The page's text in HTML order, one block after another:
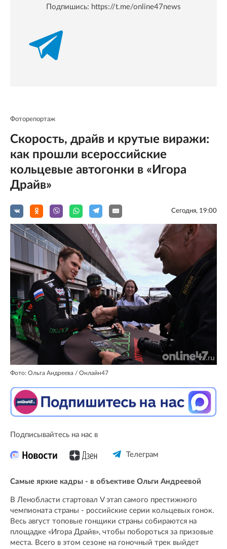
Подпишись: https://t.me/online47news
Фоторепортаж
Скорость, драйв и крутые виражи:
как прошли всероссийские
кольцевые автогонки в «Игора
Драйв»
Сегодня, 19:00
Фото: Ольга Андреева / Онлайн47
Подписывайтесь на нас в
Телеграм
Самые яркие кадры - в объективе Ольги Андреевой
В Ленобласти стартовал V этап самого престижного
чемпионата страны - российские серии кольцевых гонок.
Весь август топовые гонщики страны собираются на
площадке «Игора Драйв», чтобы побороться за призовые
места. Всего в этом сезоне на гоночный трек выйдет